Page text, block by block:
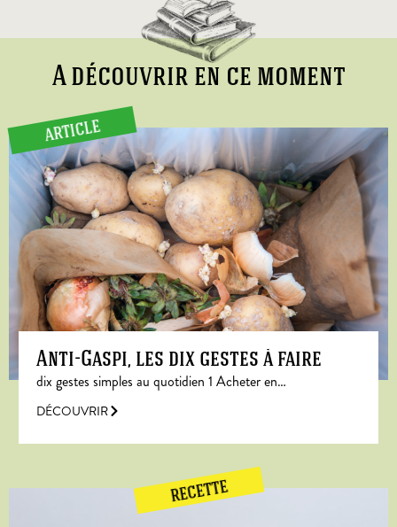
A découvrir en ce moment
ARTICLE
Anti-Gaspi, les dix gestes à faire
dix gestes simples au quotidien 1 Acheter en…
DÉCOUVRIR
RECETTE